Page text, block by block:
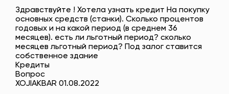
Здравствуйте ! Хотела узнать кредит На покупку
основных средств (станки). Сколько процентов
годовых и на какой период (в среднем 36
месяцев). есть ли льготный период? сколько
месяцев льготный период? Под залог ставится
собственное здание
Кредиты
Вопрос
XOJIAKBAR 01.08.2022